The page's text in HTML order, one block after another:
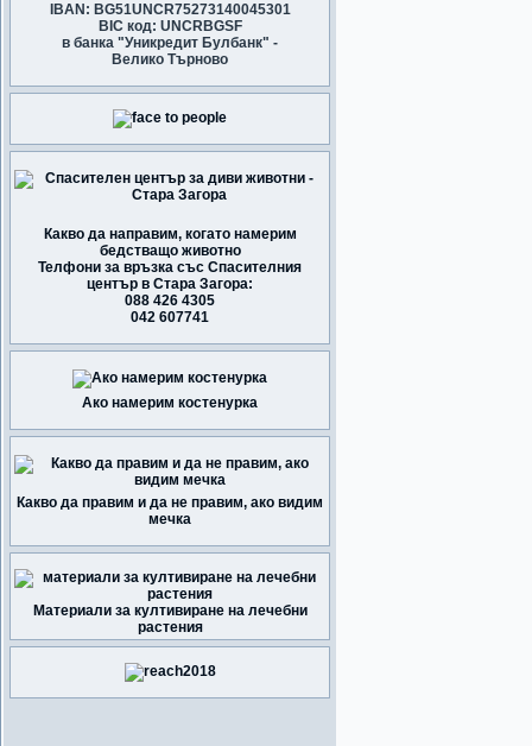
IBAN: BG51UNCR75273140045301
BIC код: UNCRBGSF
в банка "Уникредит Булбанк" -
Велико Търново
Какво да направим, когато намерим
бедстващо животно
Телфони за връзка със Спасителния
център в Стара Загора:
088 426 4305
042 607741
Ако намерим костенурка
Какво да правим и да не правим, ако видим
мечка
Материали за култивиране на лечебни
растения